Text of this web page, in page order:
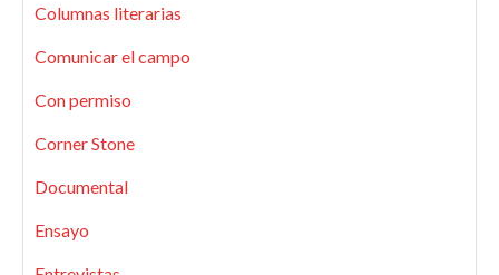
Columnas literarias
Comunicar el campo
Con permiso
Corner Stone
Documental
Ensayo